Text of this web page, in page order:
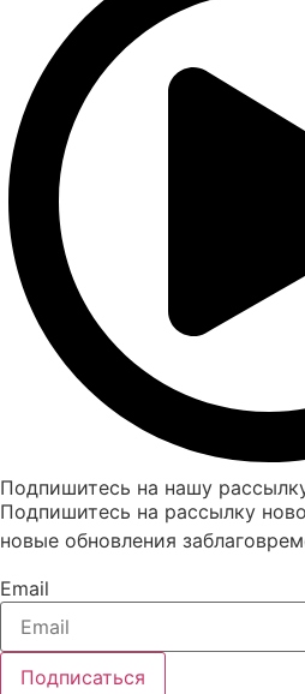
Подпишитесь на нашу
Подпишитесь на рассылку
новые обновления
Email
Подписаться